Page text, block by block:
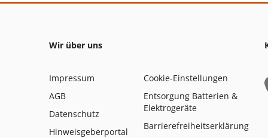
Wir über uns
Impressum
AGB
Datenschutz
Hinweisgeberportal
Cookie-Einstellungen
Entsorgung Batterien &
Elektrogeräte
Barrierefreiheitserklärung